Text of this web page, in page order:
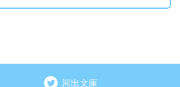
河出文庫